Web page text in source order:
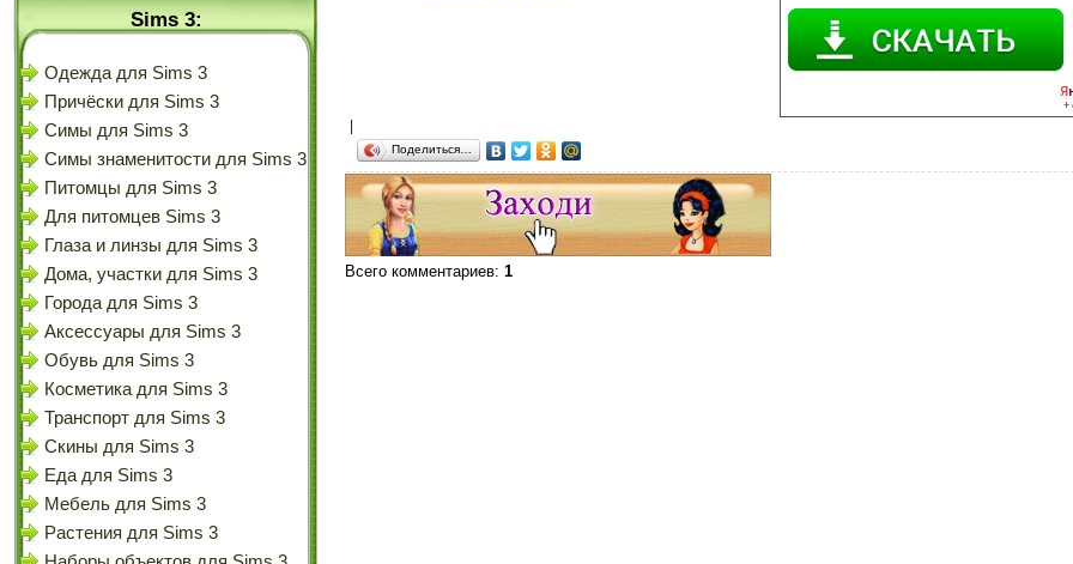
Sims 3:
Одежда для Sims 3
Причёски для Sims 3
Симы для Sims 3
Симы знаменитости для Sims 3
Питомцы для Sims 3
Для питомцев Sims 3
Глаза и линзы для Sims 3
Дома, участки для Sims 3
Города для Sims 3
Аксессуары для Sims 3
Обувь для Sims 3
Косметика для Sims 3
Транспорт для Sims 3
Скины для Sims 3
Еда для Sims 3
Мебель для Sims 3
Растения для Sims 3
Поделиться…
Всего комментариев: 1